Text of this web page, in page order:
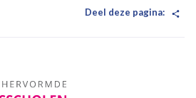
Deel deze pagina: